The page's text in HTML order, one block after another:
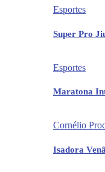
Esportes
Super Pro
Esportes
Maratona
Cornélio
Isadora